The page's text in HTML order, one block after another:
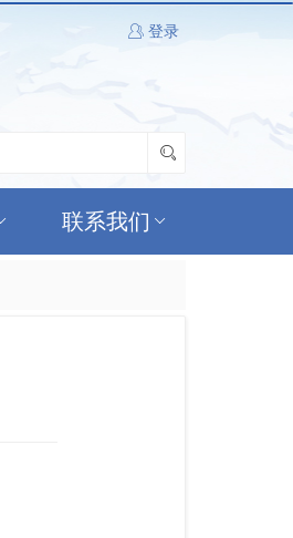
登录
联系我们